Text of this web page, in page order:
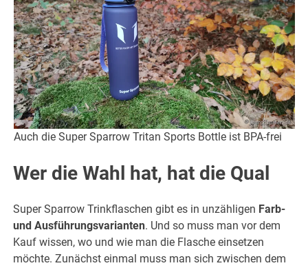
Auch die Super Sparrow Tritan Sports Bottle ist BPA-frei
Wer die Wahl hat, hat die Qual
Super Sparrow Trinkflaschen gibt es in unzähligen Farb-
und Ausführungsvarianten. Und so muss man vor dem
Kauf wissen, wo und wie man die Flasche einsetzen
möchte. Zunächst einmal muss man sich zwischen dem